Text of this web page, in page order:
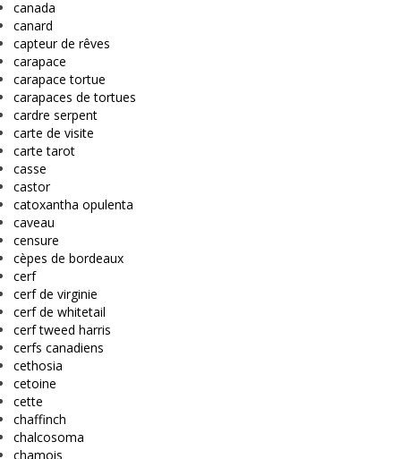
canada
canard
capteur de rêves
carapace
carapace tortue
carapaces de tortues
cardre serpent
carte de visite
carte tarot
casse
castor
catoxantha opulenta
caveau
censure
cèpes de bordeaux
cerf
cerf de virginie
cerf de whitetail
cerf tweed harris
cerfs canadiens
cethosia
cetoine
cette
chaffinch
chalcosoma
chamois